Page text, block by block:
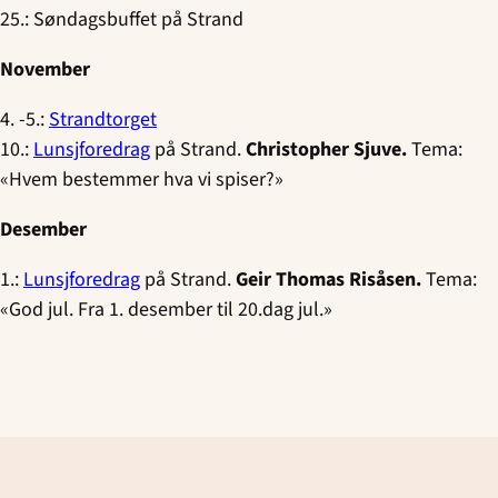
25.: Søndagsbuffet på Strand
November
4. -5.:Strandtorget
10.:Lunsjforedrag på Strand.Christopher Sjuve.Tema:
«Hvem bestemmer hva vi spiser?»
Desember
1.:Lunsjforedrag på Strand.Geir Thomas Risåsen.Tema:
«God jul. Fra 1. desember til 20.dag jul.»